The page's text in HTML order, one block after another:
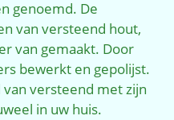
genoemd. De
van versteend hout,
van gemaakt. Door
bewerkt en gepolijst.
versteend met zijn
in uw huis.